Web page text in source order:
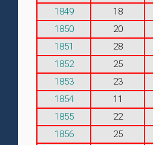
1849
18
1850
20
1851
28
1852
25
1853
23
1854
11
1855
22
1856
25